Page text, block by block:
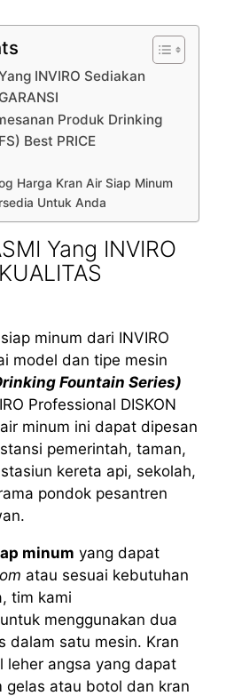
INVIRO Sediakan
Produk Drinking
Best PRICE
Harga Kran Air Siap Minum
Untuk Anda
Yang INVIRO
minum dari INVIRO
model dan tipe mesin
Fountain Series)
Professional DISKON
minum ini dapat dipesan
pemerintah, taman,
kereta api, sekolah,
pondok pesantren
minum yang dapat
atau sesuai kebutuhan
tim kami
menggunakan dua
dalam satu mesin. Kran
leher angsa yang dapat
gelas atau botol dan kran